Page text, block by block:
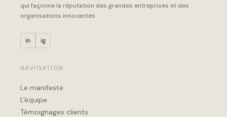
qui façonne la réputation des grandes entreprises et des
organisations innovantes.
in ig
NAVIGATION
Le manifeste
L'équipe
Témoignages clients